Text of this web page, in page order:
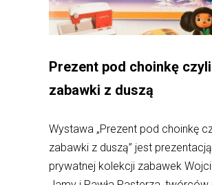
Prezent pod choinkę czyli
zabawki z duszą
Wystawa „Prezent pod choinkę
zabawki z duszą” jest prezentacją
prywatnej kolekcji zabawek